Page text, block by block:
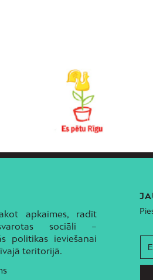
apkaimes, radīt
sociāli –
politikas ieviešanai
teritorijā.